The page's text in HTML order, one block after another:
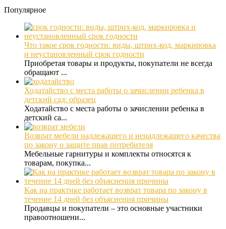
Популярное
Что такое срок годности: виды, штрих-код, маркировка
и неустановленный срок годности
Приобретая товары и продукты, покупатели не всегда
обращают ...
Ходатайство с места работы о зачислении ребенка в
детский сад: образец
Ходатайство с места работы о зачислении ребенка в
детский са...
Возврат мебели надлежащего и ненадлежащего качества
по закону о защите прав потребителя
Мебельные гарнитуры и комплекты относятся к
товарам, покупка...
Как на практике работает возврат товара по закону в
течение 14 дней без объяснения причины
Продавцы и покупатели – это основные участники
правоотношени...